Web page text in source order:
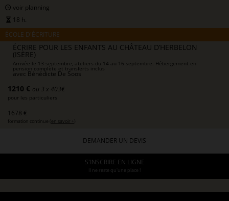
voir planning
18 h.
ÉCOLE D'ÉCRITURE
ÉCRIRE POUR LES ENFANTS AU CHÂTEAU D’HERBELON
(ISÈRE)
Arrivée le 13 septembre, ateliers du 14 au 16 septembre. Hébergement en
pension complète et transferts inclus
avec Bénédicte De Soos
1210 € ou 3 x 403€
pour les particuliers
1678 €
formation continue ( en savoir + )
DEMANDER UN DEVIS
S'INSCRIRE EN LIGNE
Il ne reste qu'une place !